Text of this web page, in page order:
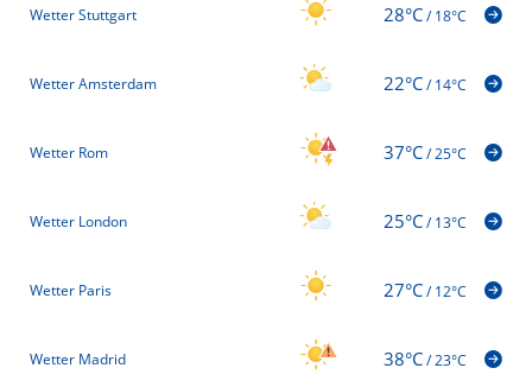
Wetter Stuttgart 28°C/18°C
Wetter Amsterdam 22°C/14°C
Wetter Rom 37°C/25°C
Wetter London 25°C/13°C
Wetter Paris 27°C/12°C
Wetter Madrid 38°C/23°C